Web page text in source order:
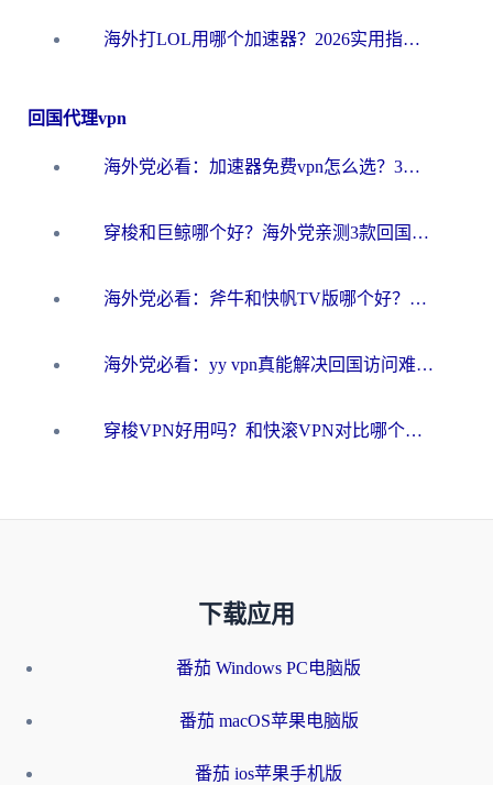
海外打LOL用哪个加速器？2026实用指南：从延迟到设备适配，一篇解决你的国服游戏痛点
回国代理vpn
海外党必看：加速器免费vpn怎么选？3步教你无缝访问国内资源
穿梭和巨鲸哪个好？海外党亲测3款回国加速器，教你避开90%的坑
海外党必看：斧牛和快帆TV版哪个好？3分钟选对回国加速器，无缝刷B站、追热剧
海外党必看：yy vpn真能解决回国访问难题？附云极initap测评+免费方案对比
穿梭VPN好用吗？和快滚VPN对比哪个回国效果更好？海外党选回国加速器必看指南
下载应用
番茄 Windows PC电脑版
番茄 macOS苹果电脑版
番茄 ios苹果手机版